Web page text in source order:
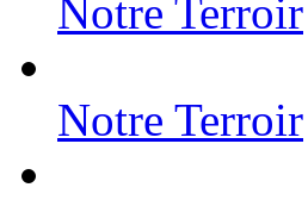
Notre Terroir
Notre Terroir